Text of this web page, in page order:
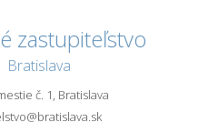
zastupiteľstvo
Bratislava
č. 1, Bratislava